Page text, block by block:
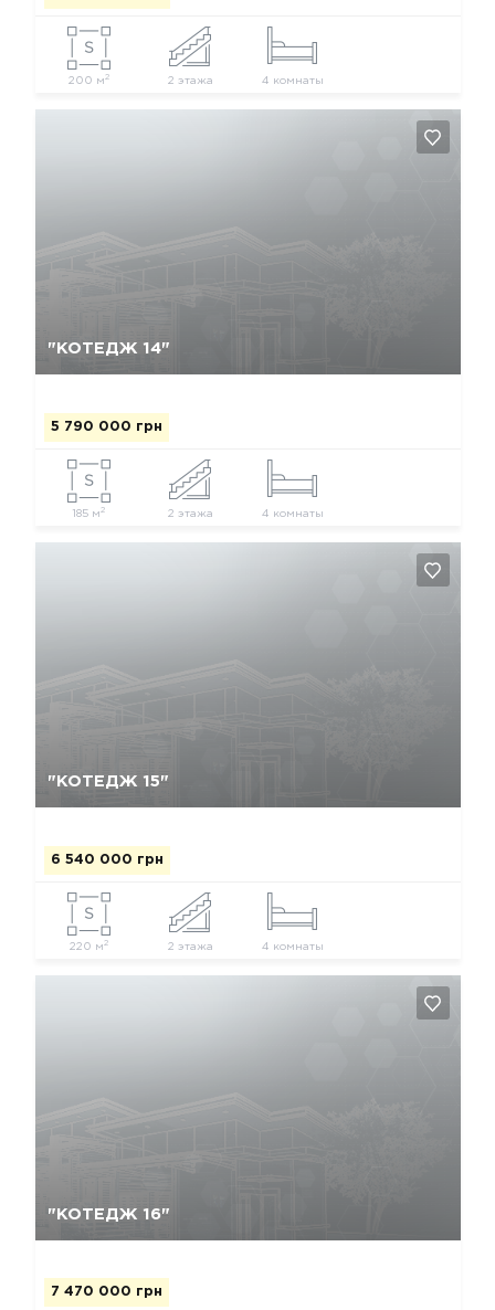
200 м 2 2 этажа 4 комнаты
"КОТЕДЖ 14"
5 790 000 грн
185 м 2 2 этажа 4 комнаты
"КОТЕДЖ 15"
6 540 000 грн
220 м 2 2 этажа 4 комнаты
"КОТЕДЖ 16"
7 470 000 грн